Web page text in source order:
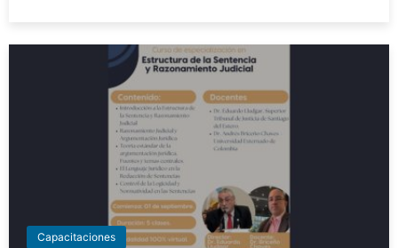
Capacitaciones